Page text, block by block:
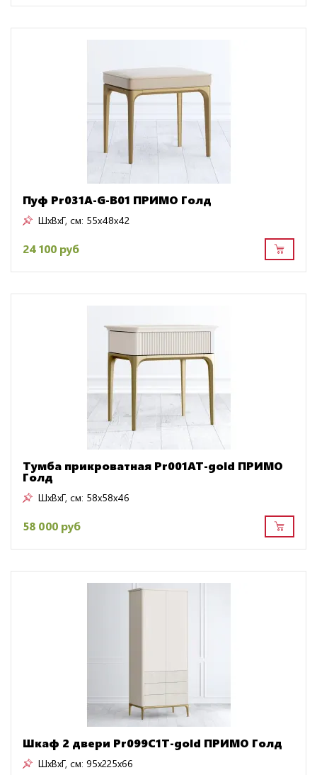
Пуф Pr031A-G-B01 ПРИМО Голд
ШxВxГ, см: 55x48x42
24 100 руб
Тумба прикроватная Pr001AT-gold ПРИМО
Голд
ШxВxГ, см: 58x58x46
58 000 руб
Шкаф 2 двери Pr099C1T-gold ПРИМО Голд
ШxВxГ, см: 95x225x66